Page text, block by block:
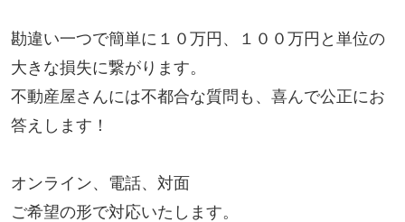
勘違い一つで簡単に１０万円、１００万円と単位の
大きな損失に繋がります。
不動産屋さんには不都合な質問も、喜んで公正にお
答えします！
オンライン、電話、対面
ご希望の形で対応いたします。